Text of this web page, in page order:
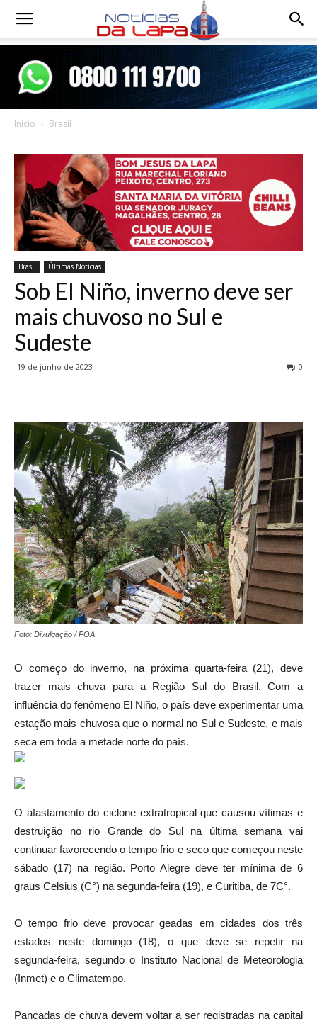
Notícias
Início Brasil
Brasil Últimas Notícias
Sob El Niño, inverno deve ser
mais chuvoso no Sul e
Sudeste
19 de junho de 2023 0
Foto: Divulgação / POA
O começo do inverno, na próxima quarta-feira (21), deve
trazer mais chuva para a Região Sul do Brasil. Com a
influência do fenômeno El Niño, o país deve experimentar uma
estação mais chuvosa que o normal no Sul e Sudeste, e mais
seca em toda a metade norte do país.
O afastamento do ciclone extratropical que causou vítimas e
destruição no rio Grande do Sul na última semana vai
continuar favorecendo o tempo frio e seco que começou neste
sábado (17) na região. Porto Alegre deve ter mínima de 6
graus Celsius (C°) na segunda-feira (19), e Curitiba, de 7C°.
O tempo frio deve provocar geadas em cidades dos três
estados neste domingo (18), o que deve se repetir na
segunda-feira, segundo o Instituto Nacional de Meteorologia
(Inmet) e o Climatempo.
Pancadas de chuva devem voltar a ser registradas na capital